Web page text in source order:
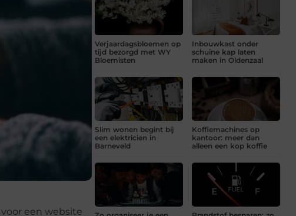
een website
Verjaardagsbloemen op
tijd bezorgd met WY
Bloemisten
Inbouwkast onder
schuine kap laten
maken in Oldenzaal
Slim wonen begint bij
een elektricien in
Barneveld
Koffiemachines op
kantoor: meer dan
alleen een kop koffie